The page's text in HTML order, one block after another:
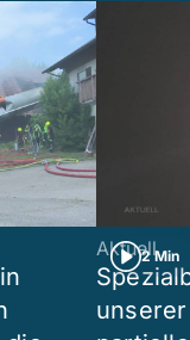
2 Min
Aktuell